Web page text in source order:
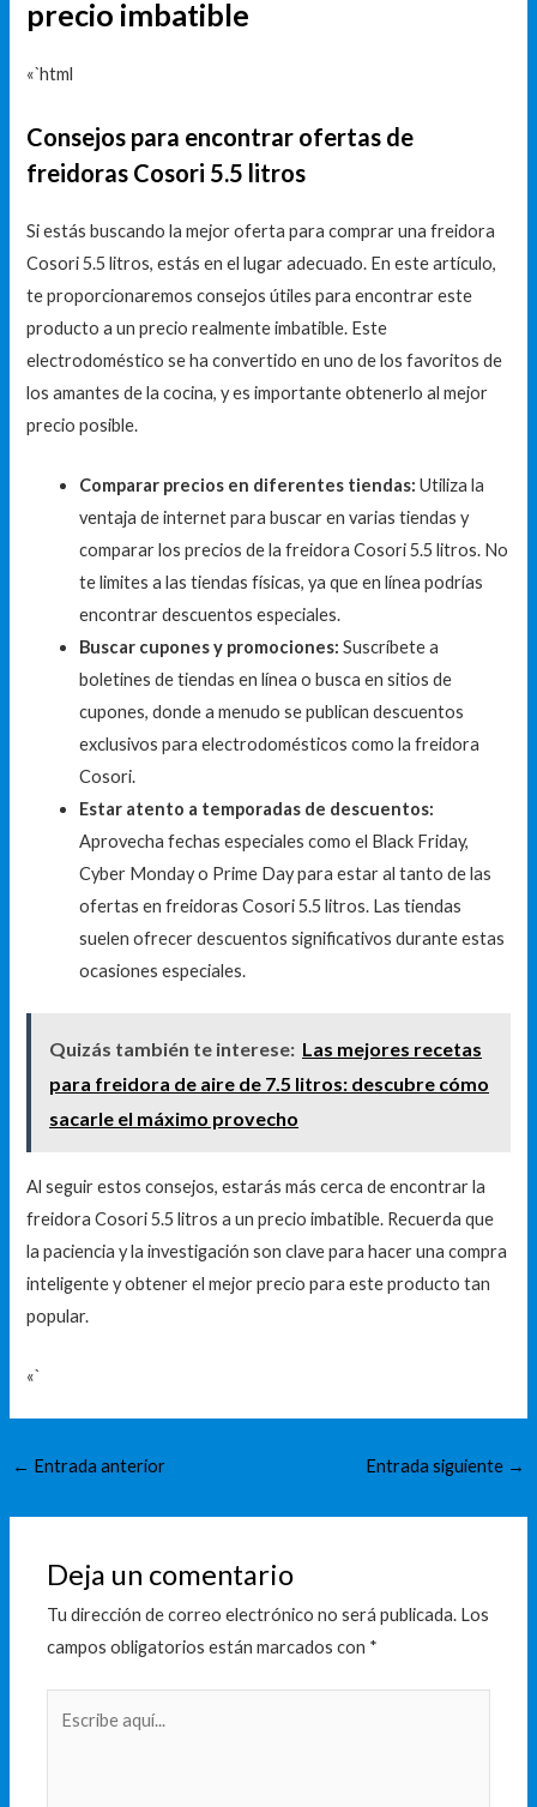
precio imbatible
«`html
Consejos para encontrar ofertas de
freidoras Cosori 5.5 litros
Si estás buscando la mejor oferta para comprar una freidora
Cosori 5.5 litros, estás en el lugar adecuado. En este artículo,
te proporcionaremos consejos útiles para encontrar este
producto a un precio realmente imbatible. Este
electrodoméstico se ha convertido en uno de los favoritos de
los amantes de la cocina, y es importante obtenerlo al mejor
precio posible.
Comparar precios en diferentes tiendas: Utiliza la
ventaja de internet para buscar en varias tiendas y
comparar los precios de la freidora Cosori 5.5 litros. No
te limites a las tiendas físicas, ya que en línea podrías
encontrar descuentos especiales.
Buscar cupones y promociones: Suscríbete a
boletines de tiendas en línea o busca en sitios de
cupones, donde a menudo se publican descuentos
exclusivos para electrodomésticos como la freidora
Cosori.
Estar atento a temporadas de descuentos:
Aprovecha fechas especiales como el Black Friday,
Cyber Monday o Prime Day para estar al tanto de las
ofertas en freidoras Cosori 5.5 litros. Las tiendas
suelen ofrecer descuentos significativos durante estas
ocasiones especiales.
Quizás también te interese: Las mejores recetas
para freidora de aire de 7.5 litros: descubre cómo
sacarle el máximo provecho
Al seguir estos consejos, estarás más cerca de encontrar la
freidora Cosori 5.5 litros a un precio imbatible. Recuerda que
la paciencia y la investigación son clave para hacer una compra
inteligente y obtener el mejor precio para este producto tan
popular.
«`
← Entrada anterior Entrada siguiente →
Deja un comentario
Tu dirección de correo electrónico no será publicada. Los
campos obligatorios están marcados con *